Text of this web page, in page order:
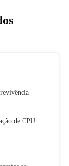
de CPU